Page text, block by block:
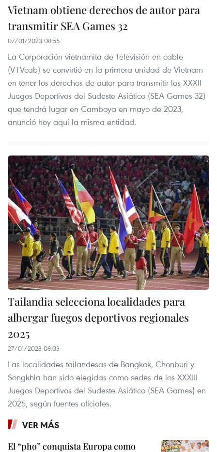
Vietnam obtiene derechos de autor para
transmitir SEA Games 32
07/01/2023 08:55
La Corporación vietnamita de Televisión en cable
(VTVcab) se convirtió en la primera unidad de Vietnam
en tener los derechos de autor para transmitir los XXXII
Juegos Deportivos del Sudeste Asiático (SEA Games 32)
que tendrá lugar en Camboya en mayo de 2023,
anunció hoy aquí la misma entidad.
Tailandia selecciona localidades para
albergar fuegos deportivos regionales
2025
27/01/2023 08:03
Las localidades tailandesas de Bangkok, Chonburi y
Songkhla han sido elegidas como sedes de los XXXIII
Juegos Deportivos del Sudeste Asiático (SEA Games) en
2025, según fuentes oficiales.
VER MÁS
El “pho” conquista Europa como